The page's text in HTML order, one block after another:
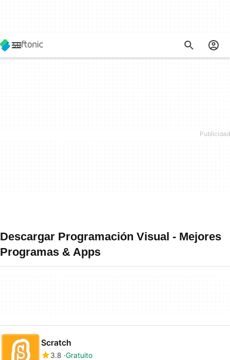
Descargar Programación Visual - Mejores
Programas & Apps
Scratch
3.8 Gratuito